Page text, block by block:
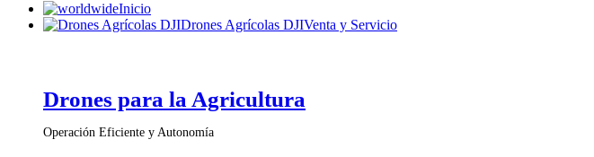
Inicio
Drones Agrícolas DJIVenta y Servicio
Drones para la Agricultura
Operación Eficiente y Autonomía